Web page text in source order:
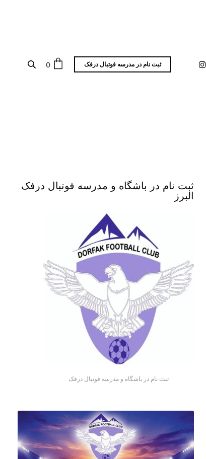
ثبت نام در مدرسه فوتبال درفک 0
ثبت نام در باشگاه و مدرسه فوتبال درفک
البرز
ثبت نام در باشگاه و مدرسه فوتبال درفک